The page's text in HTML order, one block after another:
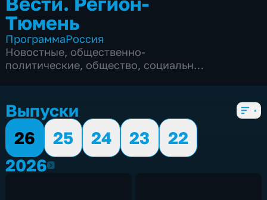
Тюмень
ПрограммаРоссия
Новостные, общественно-
политические, общество, социально-
Выпуски
26
25 24 23
22
20262026